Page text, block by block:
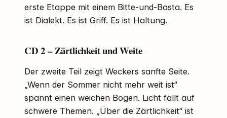
erste Etappe mit einem Bitte-und-Basta. Es
ist Dialekt. Es ist Griff. Es ist Haltung.
CD 2 – Zärtlichkeit und Weite
Der zweite Teil zeigt Weckers sanfte Seite.
„Wenn der Sommer nicht mehr weit ist“
spannt einen weichen Bogen. Licht fällt auf
schwere Themen. „Über die Zärtlichkeit“ ist